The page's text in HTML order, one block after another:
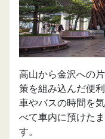
高山から金沢への
策を組み込んだ便
車やバスの時間を
べて車内に預けた
す。